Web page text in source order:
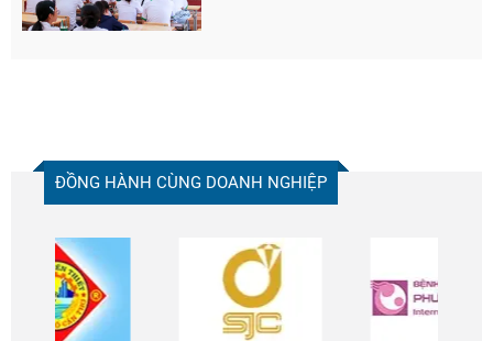
ĐỒNG HÀNH CÙNG DOANH NGHIỆP